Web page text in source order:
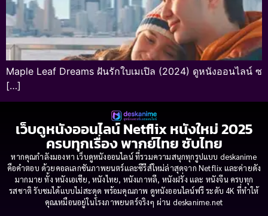
Maple Leaf Dreams ฝันรักใบเมเปิล (2024) ดูหนังออนไลน์ ซ
[…]
เว็บดูหนังออนไลน์ Netflix หนังใหม่ 2025
ครบทุกเรื่อง พากย์ไทย ซับไทย
หากคุณกำลังมองหา เว็บดูหนังออนไลน์ ที่รวมความสนุกทุกรูปแบบ deskanime
คือคำตอบ ด้วยคอลเลกชันภาพยนตร์และซีรีส์ใหม่ล่าสุดจาก Netflix และค่ายดัง
มากมาย ทั้ง หนังเอเชีย, หนังไทย, หนังเกาหลี, หนังฝรั่ง และ หนังจีน ครบทุก
รสชาติ รับชมได้แบบไม่สะดุด พร้อมคุณภาพ ดูหนังออนไลน์ฟรี ระดับ 4K ที่ทำให้
คุณเหมือนอยู่ในโรงภาพยนตร์จริงๆ ผ่าน deskanime.net